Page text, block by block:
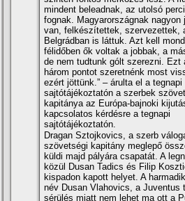
mindent beleadnak, az utolsó
fognak. Magyarországnak nagyon
van, felkészítettek, szervezettek,
Belgrádban is láttuk. Azt kell
félidőben ők voltak a jobbak, a
de nem tudtunk gólt szerezni.
három pontot szeretnénk most
ezért jöttünk.” – árulta el a tegnapi
sajtótájékoztatón a szerbek
kapitánya az Európa-bajnoki
kapcsolatos kérdésre a tegnapi
sajtótájékoztatón.
Dragan Sztojkovics, a szerb
szövetségi kapitány meglepő
küldi majd pályára csapatát. A
közül Dusan Tadics és Filip
kispadon kapott helyet. A
név Dusan Vlahovics, a Juventus
sérülés miatt nem lehet ma ott a